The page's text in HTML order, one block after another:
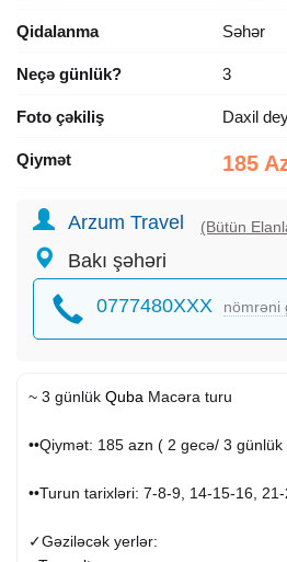
Qidalanma Səhər
Neçə günlük? 3
Foto çəkiliş Daxil
Qiymət 185
Arzum Travel (Bütün
Bakı şəhəri
0777480XXX nömrəni
~ 3 günlük Quba Macəra turu
••Qiymət: 185 azn ( 2 gecə/ 3 günlük
••Turun tarixləri: 7-8-9, 14-15-16,
✓Gəziləcək yerlər: